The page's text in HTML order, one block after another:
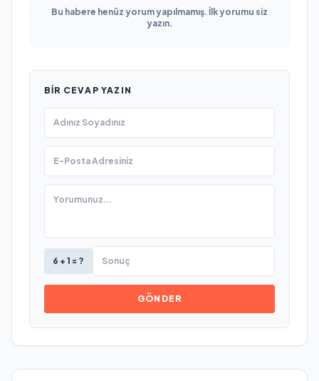
Bu habere henüz yorum yapılmamış. İlk yorumu siz
yazın.
BIR CEVAP YAZIN
6 + 1 = ?
GÖNDER